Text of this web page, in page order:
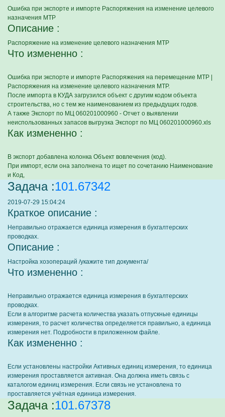
Ошибка при экспорте и импорте Распоряжения на изменение целевого
назначения МТР
Описание :
Распоряжение на изменение целевого назначения МТР
Что измененно :
Ошибка при экспорте и импорте Распоряжения на перемещение МТР |
Распоряжения на изменение целевого назначения МТР.
После импорта в КУДА загрузился объект с другим кодом объекта
строительства, но с тем же наименованием из предыдущих годов.
А также Экспорт по МЦ 060201000960 - Отчет о выявлении
неиспользованных запасов выгрузка Экспорт по МЦ 060201000960.xls
Как измененно :
В экспорт добавлена колонка Объект вовлечения (код).
При импорт, если она заполнена то ищет по сочетанию Наименование
и Код,
Задача :101.67342
2019-07-29 15:04:24
Краткое описание :
Неправильно отражается единица измерения в бухгалтерских
проводках.
Описание :
Настройка хозопераций /укажите тип документа/
Что измененно :
Неправильно отражается единица измерения в бухгалтерских
проводках.
Если в алгоритме расчета количества указать отпускные единицы
измерения, то расчет количества определяется правильно, а единица
измерения нет. Подробности в приложенном файле.
Как измененно :
Если установлены настройки Активных единиц измерения, то единица
измерения проставляется активная. Она должна иметь связь с
каталогом единиц измерения. Если связь не установлена то
проставляется учётная единица измерения.
Задача :101.67378